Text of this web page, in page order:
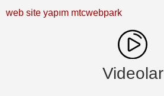
web site yapım mtcwebpark
Videolar